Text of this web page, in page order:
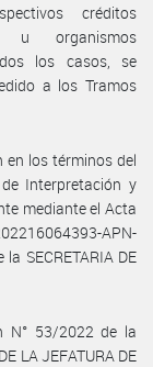
créditos
u organismos
los casos, se
a los Tramos
en los términos del
Interpretación y
mediante el Acta
APN-
SECRETARIA DE
N° 53/2022 de la
LA JEFATURA DE